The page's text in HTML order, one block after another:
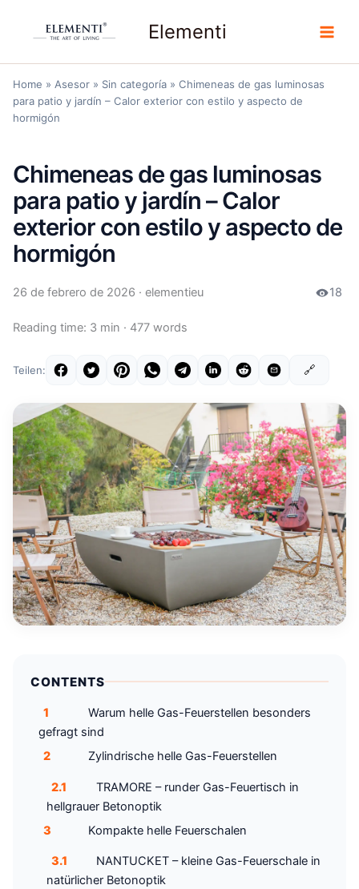
Elementi
Home » Asesor » Sin categoría » Chimeneas de gas luminosas
para patio y jardín – Calor exterior con estilo y aspecto de
hormigón
Chimeneas de gas luminosas
para patio y jardín – Calor
exterior con estilo y aspecto de
hormigón
26 de febrero de 2026 · elementieu 18
Reading time: 3 min · 477 words
Teilen: 🔗
CONTENTS
1
Warum helle Gas-Feuerstellen besonders
gefragt sind
2
Zylindrische helle Gas-Feuerstellen
2.1
TRAMORE – runder Gas-Feuertisch in
hellgrauer Betonoptik
3
Kompakte helle Feuerschalen
3.1
NANTUCKET – kleine Gas-Feuerschale in
natürlicher Betonoptik